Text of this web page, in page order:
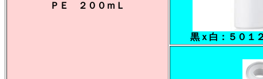
ＰＥ ２００ｍＬ
黒ｘ白：５０１